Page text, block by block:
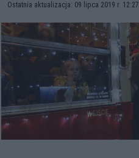
Ostatnia aktualizacja: 09 lipca 2019 r. 12:27